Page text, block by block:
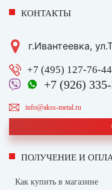
КОНТАКТЫ
г.Ивантеевка,
+7 (495) 127-76-44
+7 (926)
info@akss-metal.ru
ПОЛУЧЕНИЕ И
Как купить в магазине